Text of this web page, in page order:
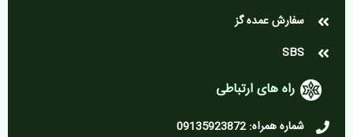
سفارش عمده گز
SBS
راه های ارتباطی
شماره همراه: 09135923872